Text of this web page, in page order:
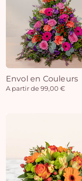
Envol en Couleurs
A partir de 99,00 €